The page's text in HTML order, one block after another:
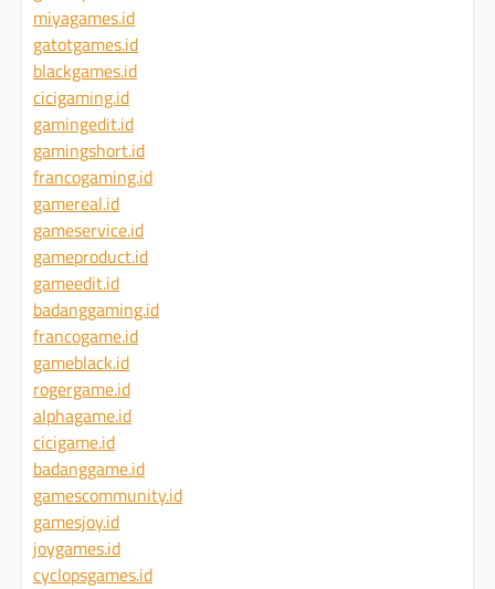
miyagames.id
gatotgames.id
blackgames.id
cicigaming.id
gamingedit.id
gamingshort.id
francogaming.id
gamereal.id
gameservice.id
gameproduct.id
gameedit.id
badanggaming.id
francogame.id
gameblack.id
rogergame.id
alphagame.id
cicigame.id
badanggame.id
gamescommunity.id
gamesjoy.id
joygames.id
cyclopsgames.id